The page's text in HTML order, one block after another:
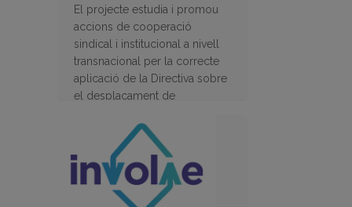
El projecte estudia i promou
accions de cooperació
sindical i institucional a nivell
transnacional per la correcte
aplicació de la Directiva sobre
el desplaçament de